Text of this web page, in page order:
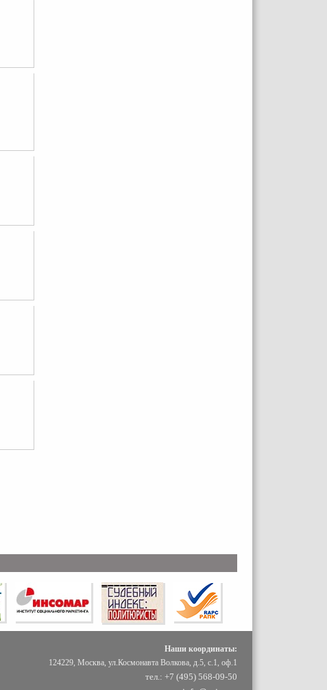
Наши координаты:
124229, Москва, ул.Космонавта Волкова, д.5, с.1, оф.1
тел.: +7 (495) 568-09-50